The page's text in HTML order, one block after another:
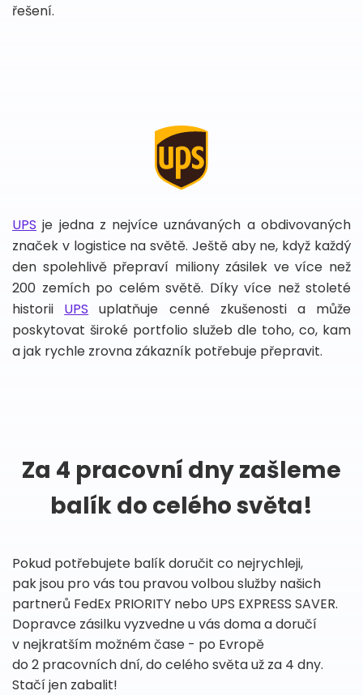
řešení.
UPS je jedna z nejvíce uznávaných a obdivovaných
značek v logistice na světě. Ještě aby ne, když každý
den spolehlivě přepraví miliony zásilek ve více než
200 zemích po celém světě. Díky více než stoleté
historii UPS uplatňuje cenné zkušenosti a může
poskytovat široké portfolio služeb dle toho, co, kam
a jak rychle zrovna zákazník potřebuje přepravit.
Za 4 pracovní dny zašleme
balík do celého světa!
Pokud potřebujete balík doručit co nejrychleji,
pak jsou pro vás tou pravou volbou služby našich
partnerů FedEx PRIORITY nebo UPS EXPRESS SAVER.
Dopravce zásilku vyzvedne u vás doma a doručí
v nejkratším možném čase - po Evropě
do 2 pracovních dní, do celého světa už za 4 dny.
Stačí jen zabalit!